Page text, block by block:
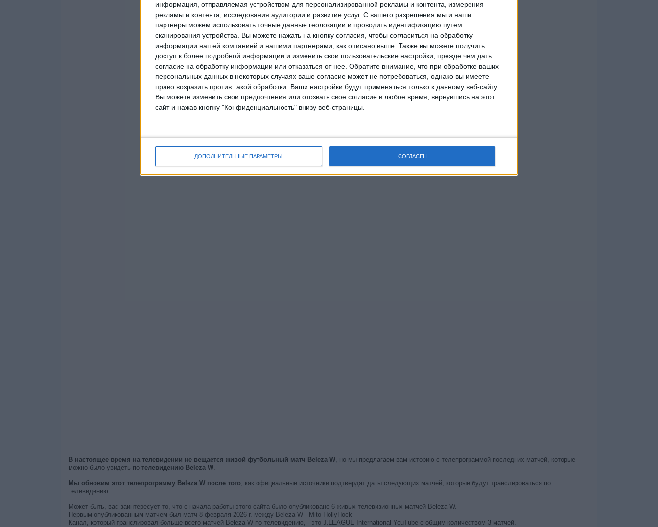
информация, отправляемая устройством для персонализированной рекламы и контента, измерения
рекламы и контента, исследования аудитории и развитие услуг. С вашего разрешения мы и наши
партнеры можем использовать точные данные геолокации и проводить идентификацию путем
сканирования устройства. Вы можете нажать на кнопку согласия, чтобы согласиться на обработку
информации нашей компанией и нашими партнерами, как описано выше. Также вы можете получить
доступ к более подробной информации и изменить свои пользовательские настройки, прежде чем дать
согласие на обработку информации или отказаться от нее. Обратите внимание, что при обработке ваших
персональных данных в некоторых случаях ваше согласие может не потребоваться, однако вы имеете
право возразить против такой обработки. Ваши настройки будут применяться только к данному веб-сайту.
Вы можете изменить свои предпочтения или отозвать свое согласие в любое время, вернувшись на этот
сайт и нажав кнопку "Конфиденциальность" внизу веб-страницы.
ДОПОЛНИТЕЛЬНЫЕ ПАРАМЕТРЫ СОГЛАСЕН
В настоящее время на телевидении не вещается живой футбольный матч Beleza W, но мы предлагаем вам историю с телепрограммой последних матчей, которые
можно было увидеть по телевидению Beleza W.
Мы обновим этот телепрограмму Beleza W после того, как официальные источники подтвердят даты следующих матчей, которые будут транслироваться по
телевидению.
Может быть, вас заинтересует то, что с начала работы этого сайта было опубликовано 6 живых телевизионных матчей Beleza W.
Первым опубликованным матчем был матч 8 февраля 2026 г. между Beleza W - Mito HollyHock.
Канал, который транслировал больше всего матчей Beleza W по телевидению, - это J.LEAGUE International YouTube с общим количеством 3 матчей.